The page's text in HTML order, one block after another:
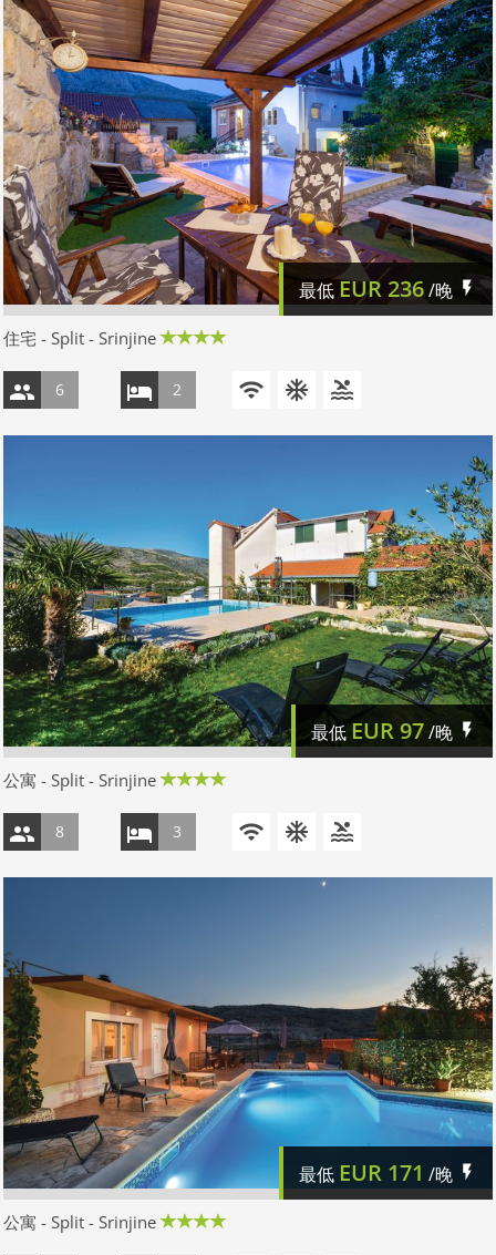
最低EUR 236/晚
住宅 - Split - Srinjine
6 2
最低EUR97/晚
公寓 - Split - Srinjine
8 3
最低 EUR 171 /晚
公寓 - Split - Srinjine